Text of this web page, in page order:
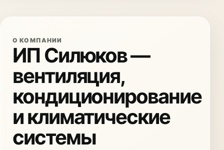
О КОМПАНИИ
ИП Силюков —
вентиляция,
кондиционирование
и климатические
системы